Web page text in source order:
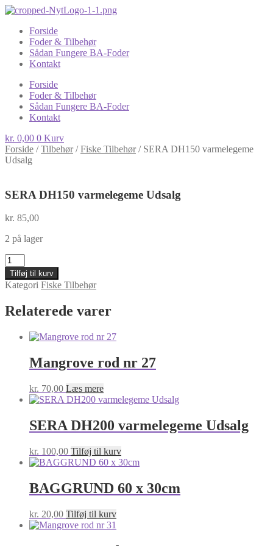
Forside
Foder & Tilbehør
Sådan Fungere BA-Foder
Kontakt
Forside
Foder & Tilbehør
Sådan Fungere BA-Foder
Kontakt
kr. 0,00 0 Kurv
Forside /Tilbehør/Fiske Tilbehør/ SERA DH150 varmelegeme
Udsalg
SERA DH150 varmelegeme Udsalg
kr. 85,00
2 på lager
SERA
DH150
varmelegeme
Udsalg
antal
Tilføj til kurv
Kategori Fiske Tilbehør
Relaterede varer
Mangrove rod nr 27
kr. 70,00 Læs mere
SERA DH200 varmelegeme Udsalg
kr. 100,00 Tilføj til kurv
BAGGRUND 60 x 30cm
kr. 20,00 Tilføj til kurv